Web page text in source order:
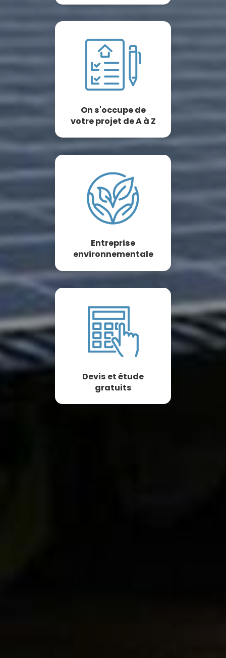
On s'occupe de
votre projet de A à Z
Entreprise
environnementale
Devis et étude
gratuits